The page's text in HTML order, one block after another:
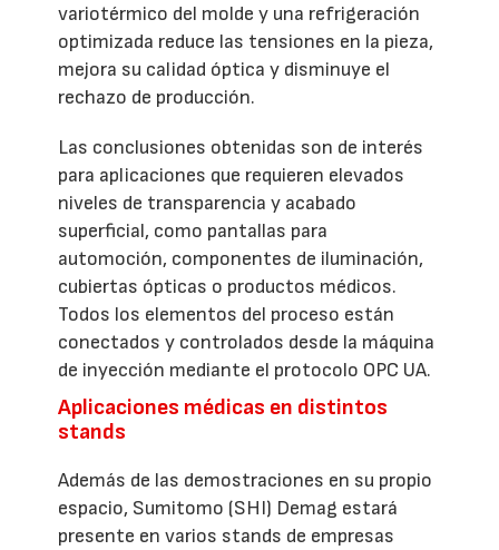
variotérmico del molde y una refrigeración
optimizada reduce las tensiones en la pieza,
mejora su calidad óptica y disminuye el
rechazo de producción.
Las conclusiones obtenidas son de interés
para aplicaciones que requieren elevados
niveles de transparencia y acabado
superficial, como pantallas para
automoción, componentes de iluminación,
cubiertas ópticas o productos médicos.
Todos los elementos del proceso están
conectados y controlados desde la máquina
de inyección mediante el protocolo OPC UA.
Aplicaciones médicas en distintos
stands
Además de las demostraciones en su propio
espacio, Sumitomo (SHI) Demag estará
presente en varios stands de empresas